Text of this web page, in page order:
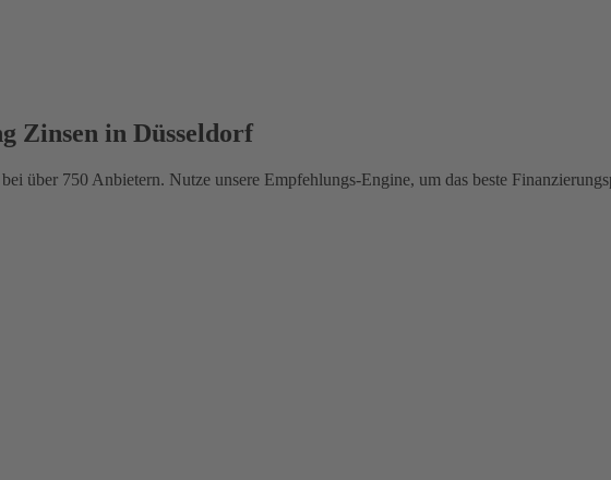
Zinsen in Düsseldorf
über 750 Anbietern. Nutze unsere Empfehlungs-Engine, um das beste